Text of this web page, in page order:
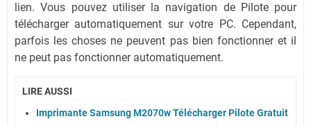
lien.Vous pouvez utiliser la navigation de Pilote pour
télécharger automatiquement sur votre PC. Cependant,
parfois les choses ne peuvent pas bien fonctionner et il
ne peut pas fonctionner automatiquement.
LIRE AUSSI
Imprimante Samsung M2070w Télécharger Pilote Gratuit